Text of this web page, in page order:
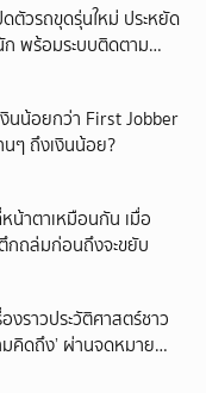
ตัวรถขุดรุ่นใหม่ ประหยัด
ก พร้อมระบบติดตาม
นน้อยกว่า First Jobber
นๆ ถึงเงินน้อย?
หน้าตาเหมือนกัน เมื่อ
กถล่มก่อนถึงจะขยับ
งราวประวัติศาสตร์ชาว
มคิดถึง’ ผ่านจดหมาย